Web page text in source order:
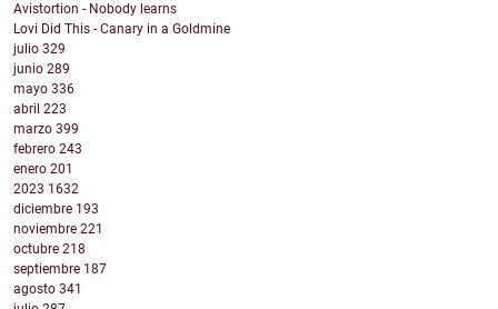
Avistortion - Nobody learns
Lovi Did This - Canary in a Goldmine
julio 329
junio 289
mayo 336
abril 223
marzo 399
febrero 243
enero 201
2023 1632
diciembre 193
noviembre 221
octubre 218
septiembre 187
agosto 341